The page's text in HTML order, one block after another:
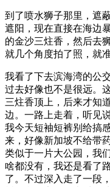
到了喷水狮子那里，遮
遮阳，现在直接在海边
的金沙三炷香，然后去
就几个角度拍了照，就
我看了下去滨海湾的公
过去好像也不是很远。
三炷香顶上，后来才知
边。一路上走着，听见
我今天短袖短裤别给搞
来，好像新加坡不给带
类似于一片大公园，我
啥都没有，我还是看了
了。不过深入走了一段